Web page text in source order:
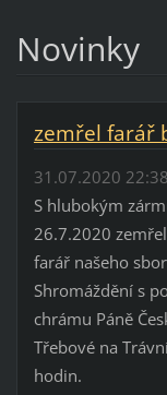
Novinky
zemřel farář
31.07.2020 22:38
S hlubokým
26.7.2020
farář našeho
Shromáždění s
chrámu Páně
Třebové na
hodin.